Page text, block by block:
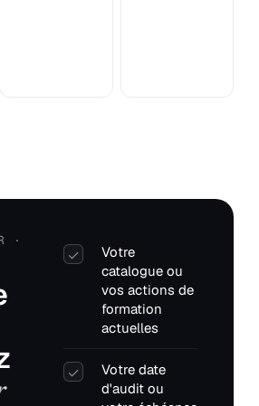
·
✓
Votre
catalogue ou
vos actions de
formation
actuelles
✓
Votre date
d'audit ou